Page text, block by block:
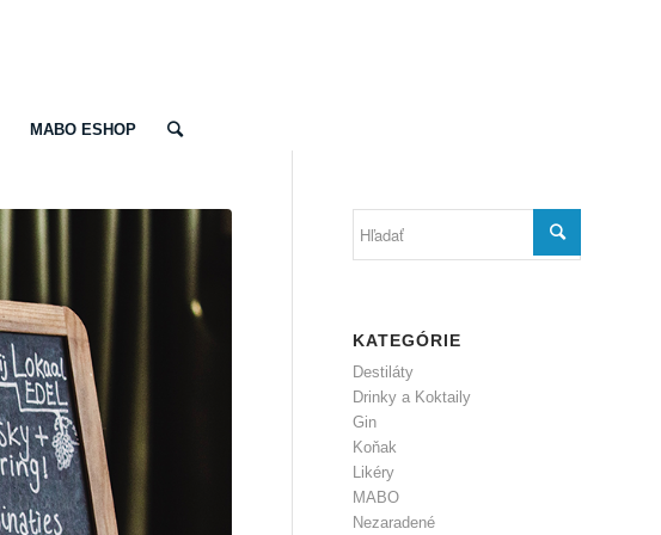
MABO ESHOP
KATEGÓRIE
Destiláty
Drinky a Koktaily
Gin
Koňak
Likéry
MABO
Nezaradené